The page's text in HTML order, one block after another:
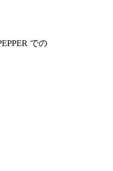
での